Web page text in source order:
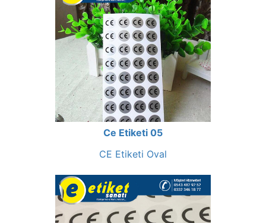
Ce Etiketi 05
CE Etiketi Oval